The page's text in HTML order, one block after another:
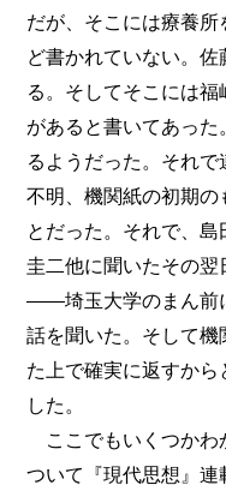
だが、そこには療養
ど書かれていない。
る。そしてそこには
があると書いてあっ
るようだった。それ
不明、機関紙の初期の
とだった。それで、
圭二他に聞いたその
――埼玉大学のまん前
話を聞いた。そして
た上で確実に返すから
した。
ここでもいくつかわ
ついて『現代思想』